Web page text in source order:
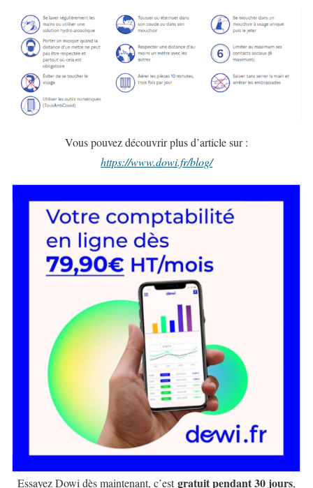
Vous pouvez découvrir plus d’article sur :
https://www.dowi.fr/blog/
Essayez Dowi dès maintenant, c’estgratuit pendant 30 jours,